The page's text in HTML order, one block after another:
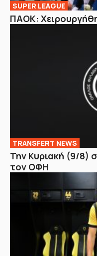
SUPER LEAGUE
ΠΑΟΚ:
TRANSFERT NEWS
Την Κυριακή (9/8)
τον ΟΦΗ